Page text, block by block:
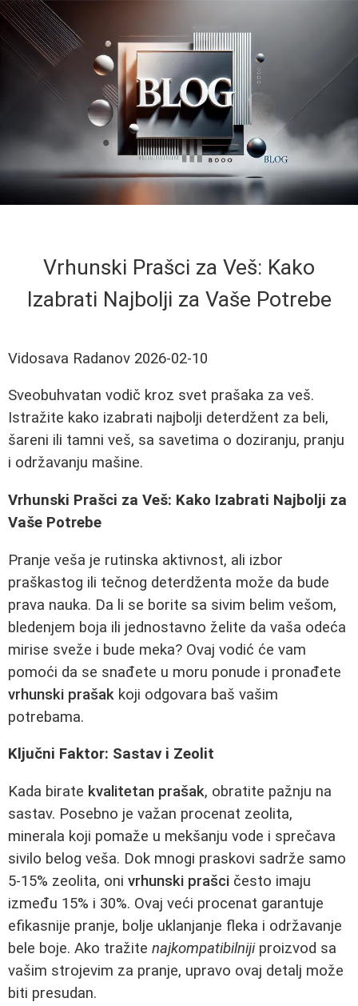
Vrhunski Prašci za Veš: Kako
Izabrati Najbolji za Vaše Potrebe
Vidosava Radanov 2026-02-10
Sveobuhvatan vodič kroz svet prašaka za veš.
Istražite kako izabrati najbolji deterdžent za beli,
šareni ili tamni veš, sa savetima o doziranju, pranju
i održavanju mašine.
Vrhunski Prašci za Veš: Kako Izabrati Najbolji za
Vaše Potrebe
Pranje veša je rutinska aktivnost, ali izbor
praškastog ili tečnog deterdženta može da bude
prava nauka. Da li se borite sa sivim belim vešom,
bledenjem boja ili jednostavno želite da vaša odeća
mirise sveže i bude meka? Ovaj vodić će vam
pomoći da se snađete u moru ponude i pronađete
vrhunski prašak koji odgovara baš vašim
potrebama.
Ključni Faktor: Sastav i Zeolit
Kada birate kvalitetan prašak, obratite pažnju na
sastav. Posebno je važan procenat zeolita,
minerala koji pomaže u mekšanju vode i sprečava
sivilo belog veša. Dok mnogi praskovi sadrže samo
5-15% zeolita, oni vrhunski prašci često imaju
između 15% i 30%. Ovaj veći procenat garantuje
efikasnije pranje, bolje uklanjanje fleka i održavanje
bele boje. Ako tražite najkompatibilnijiproizvod sa
vašim strojevim za pranje, upravo ovaj detalj može
biti presudan.